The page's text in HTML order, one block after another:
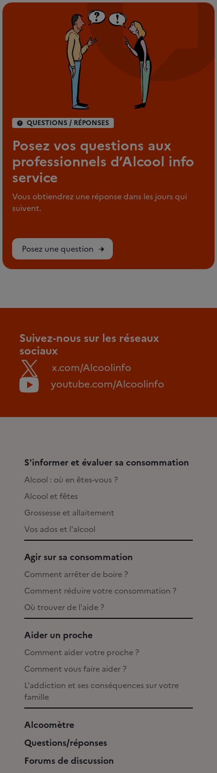
QUESTIONS / RÉPONSES
Posez vos questions aux
professionnels d’Alcool info
service
Vous obtiendrez une réponse dans les jours qui
suivent.
Posez une question
Suivez-nous sur les réseaux
sociaux
x.com/Alcoolinfo
youtube.com/Alcoolinfo
S'informer et évaluer sa consommation
Alcool : où en êtes-vous ?
Alcool et fêtes
Grossesse et allaitement
Vos ados et l'alcool
Agir sur sa consommation
Comment arrêter de boire ?
Comment réduire votre consommation ?
Où trouver de l'aide ?
Aider un proche
Comment aider votre proche ?
Comment vous faire aider ?
L'addiction et ses conséquences sur votre
famille
Alcoomètre
Questions/réponses
Forums de discussion